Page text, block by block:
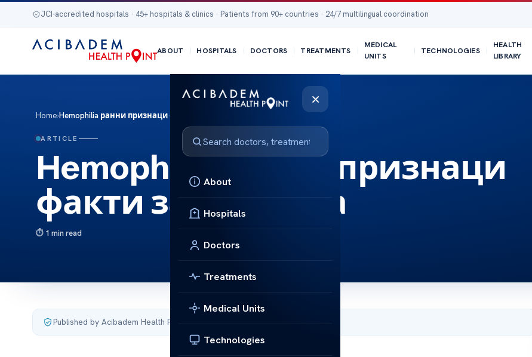
JCI-accredited hospitals · 45+ hospitals & clinics · Patients from 90+ countries · 24/7 multilingual coordination
ABOUT HOSPITALS DOCTORS TREATMENTS
MEDICAL
UNITS
TECHNOLOGIES
HEALTH
LIBRARY
×
About
Hospitals
Doctors
Treatments
Medical Units
Technologies
Home›Hemophilia ранни признаци факти за болестта
ARTICLE
Hemophilia ранни признаци
факти за болестта
1 min read
Published by Acibadem Health Point